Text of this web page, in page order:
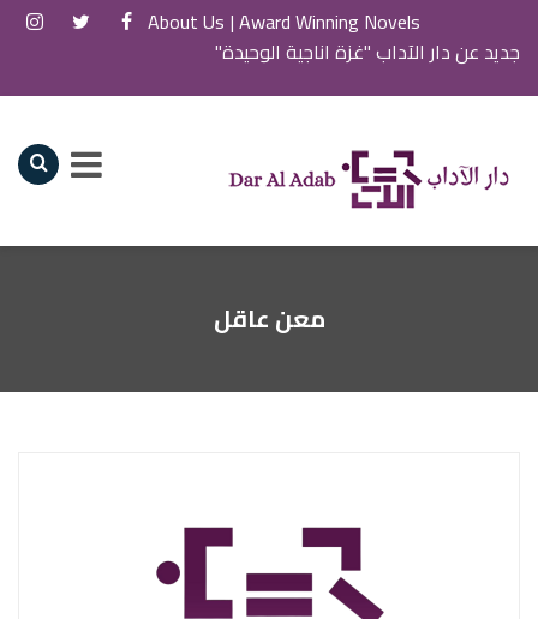
Award Winning Novels |
About Us
جديد عن دار الآداب "غزة اناجية الوحيدة"
معن عاقل